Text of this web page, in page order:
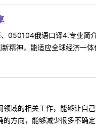
050104俄语口译4.专业简
精神，能适应全球经济一体
域的相关工作，能够让自
方向，能够减少很多不确